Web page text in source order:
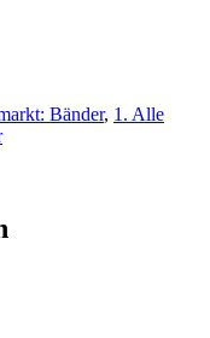
Bänder, 1. Alle